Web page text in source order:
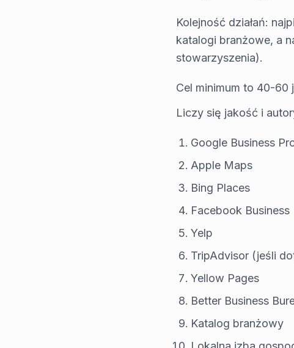
Kolejność działań:
katalogi branżowe, a
stowarzyszenia).
Cel minimum to 40-
Liczy się jakość i
Google Business
Apple Maps
Bing Places
Facebook Business
Yelp
TripAdvisor (jeśli
Yellow Pages
Better Business
Katalog branżowy